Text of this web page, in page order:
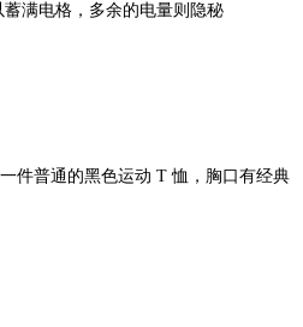
满电格，多余的电量则隐秘
件普通的黑色运动 T 恤，胸口有经典